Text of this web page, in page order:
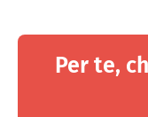
Per te,